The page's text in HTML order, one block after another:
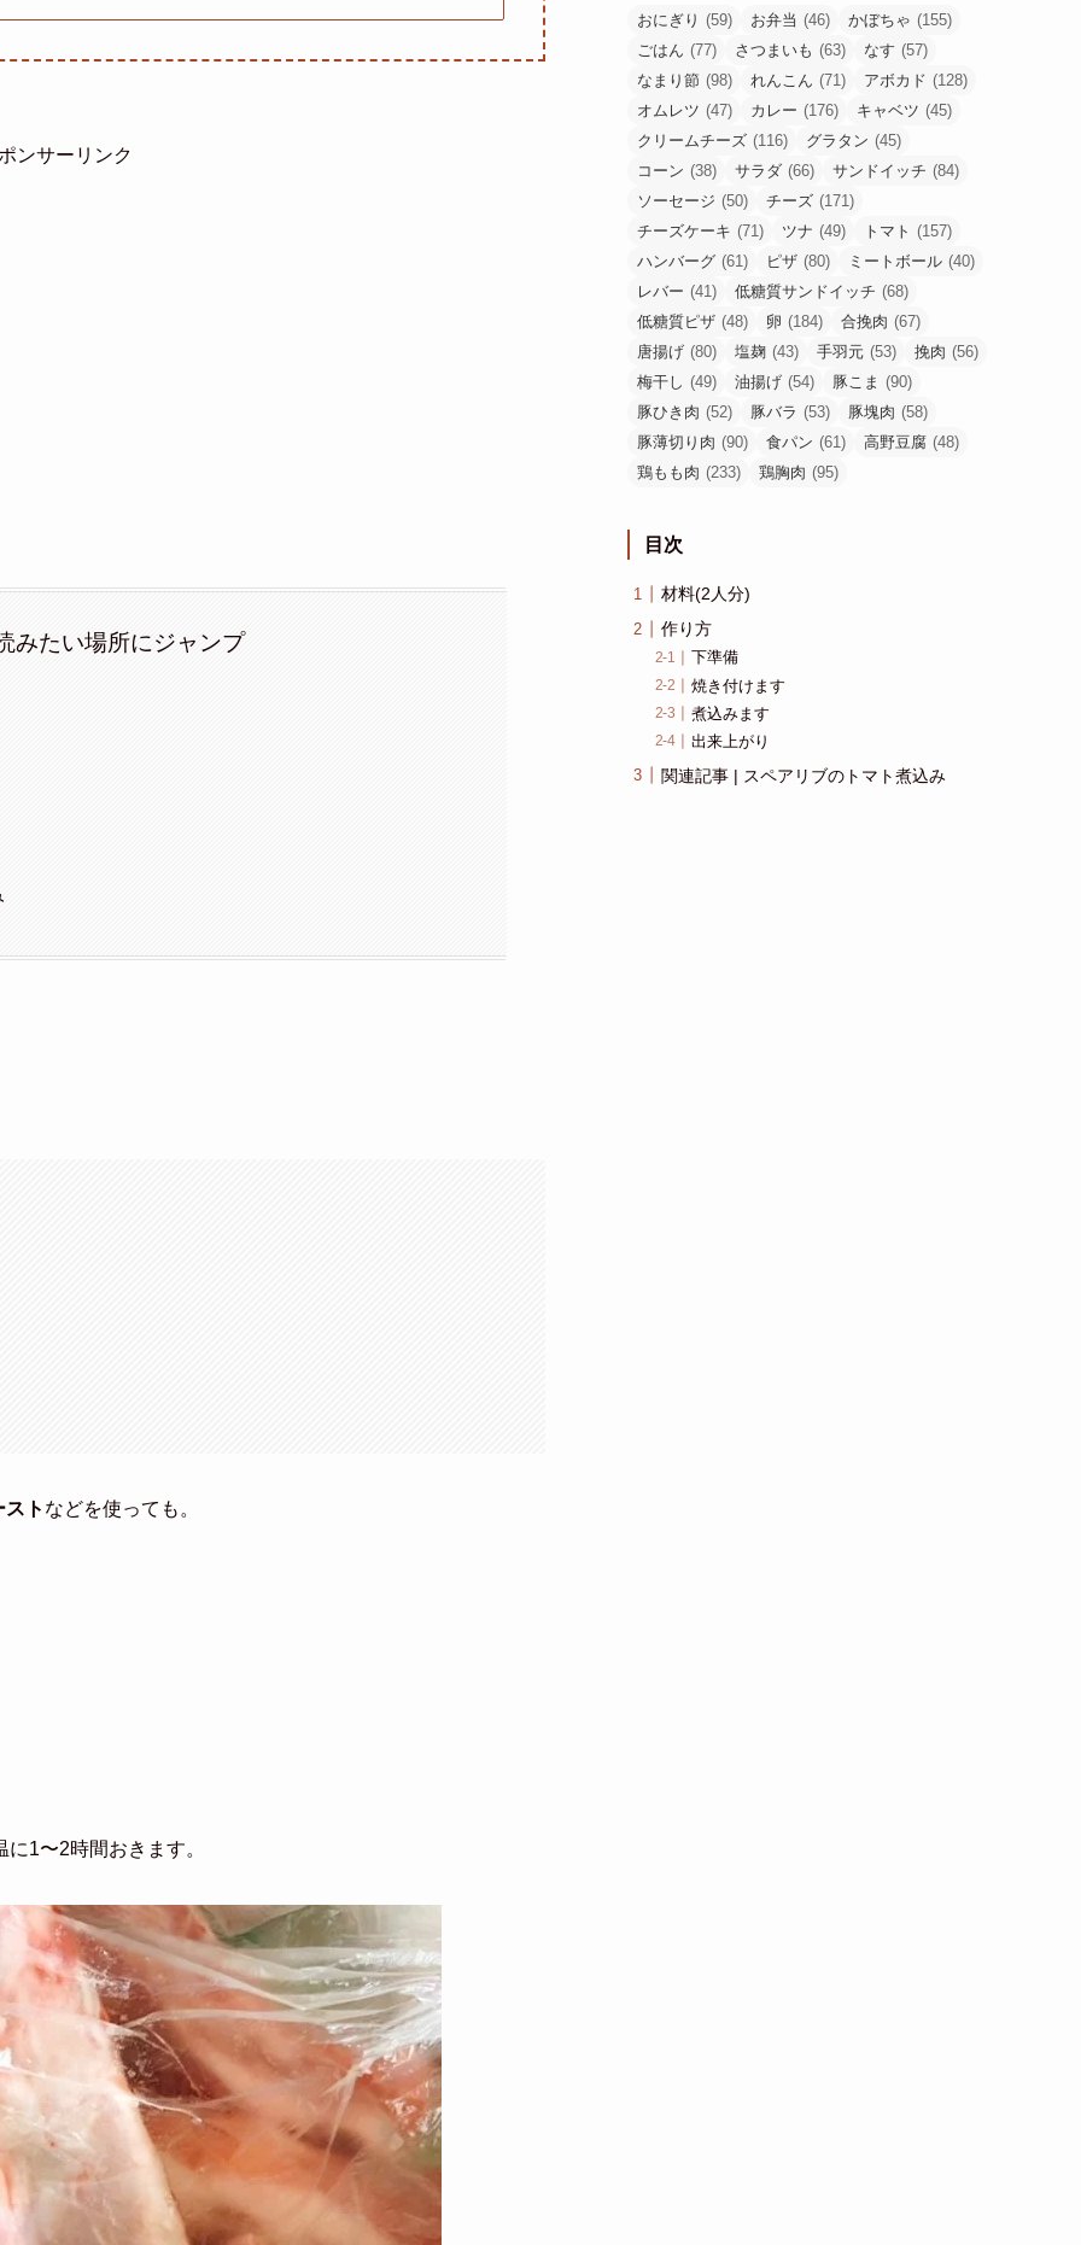
ンサーリンク
みたい場所にジャンプ
ト などを使っても。
1〜2時間おきます。
おにぎり (59) お弁当 (46) かぼちゃ (155)
ごはん (77) さつまいも (63) なす (57)
なまり節 (98) れんこん (71) アボカド (128)
オムレツ (47) カレー (176) キャベツ (45)
クリームチーズ (116) グラタン (45)
コーン (38) サラダ (66) サンドイッチ (84)
ソーセージ (50) チーズ (171)
チーズケーキ (71) ツナ (49) トマト (157)
ハンバーグ (61) ピザ (80) ミートボール (40)
レバー (41) 低糖質サンドイッチ (68)
低糖質ピザ (48) 卵 (184) 合挽肉 (67)
唐揚げ (80) 塩麹 (43) 手羽元 (53) 挽肉 (56)
梅干し (49) 油揚げ (54) 豚こま (90)
豚ひき肉 (52) 豚バラ (53) 豚塊肉 (58)
豚薄切り肉 (90) 食パン (61) 高野豆腐 (48)
鶏もも肉 (233) 鶏胸肉 (95)
目次
材料(2人分)
作り方
下準備
焼き付けます
煮込みます
出来上がり
関連記事 | スペアリブのトマト煮込み